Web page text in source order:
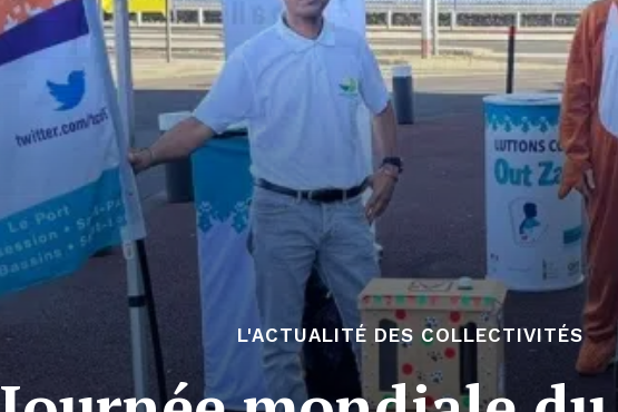
L'ACTUALITÉ DES COLLECTIVITÉS